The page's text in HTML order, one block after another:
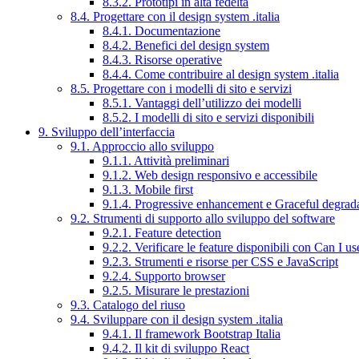
8.4. Progettare con il design system .italia
8.4.1. Documentazione
8.4.2. Benefici del design system
8.4.3. Risorse operative
8.4.4. Come contribuire al design system .italia
8.5. Progettare con i modelli di sito e servizi
8.5.1. Vantaggi dell’utilizzo dei modelli
8.5.2. I modelli di sito e servizi disponibili
9. Sviluppo dell’interfaccia
9.1. Approccio allo sviluppo
9.1.1. Attività preliminari
9.1.2. Web design responsivo e accessibile
9.1.3. Mobile first
9.1.4. Progressive enhancement e Graceful
9.2. Strumenti di supporto allo sviluppo del software
9.2.1. Feature detection
9.2.2. Verificare le feature disponibili con Can I
9.2.3. Strumenti e risorse per CSS e JavaScript
9.2.4. Supporto browser
9.2.5. Misurare le prestazioni
9.3. Catalogo del riuso
9.4. Sviluppare con il design system .italia
9.4.1. Il framework Bootstrap Italia
9.4.2. Il kit di sviluppo React